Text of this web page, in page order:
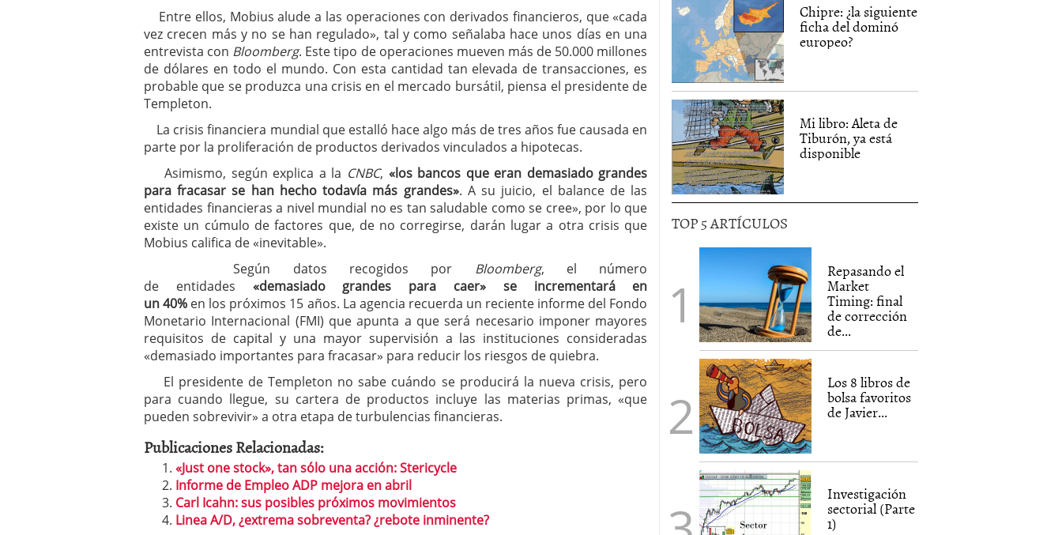
Entre ellos, Mobius alude a las operaciones con derivados financieros, que «cada
vez crecen más y no se han regulado», tal y como señalaba hace unos días en una
entrevista con Bloomberg. Este tipo de operaciones mueven más de 50.000 millones
de dólares en todo el mundo. Con esta cantidad tan elevada de transacciones, es
probable que se produzca una crisis en el mercado bursátil, piensa el presidente de
Templeton.
La crisis financiera mundial que estalló hace algo más de tres años fue causada en
parte por la proliferación de productos derivados vinculados a hipotecas.
Asimismo, según explica a la CNBC, «los bancos que eran demasiado grandes
para fracasar se han hecho todavía más grandes». A su juicio, el balance de las
entidades financieras a nivel mundial no es tan saludable como se cree», por lo que
existe un cúmulo de factores que, de no corregirse, darán lugar a otra crisis que
Mobius califica de «inevitable».
Según datos recogidos por Bloomberg, el número
de entidades «demasiado grandes para caer» se incrementará en
un 40% en los próximos 15 años. La agencia recuerda un reciente informe del Fondo
Monetario Internacional (FMI) que apunta a que será necesario imponer mayores
requisitos de capital y una mayor supervisión a las instituciones consideradas
«demasiado importantes para fracasar» para reducir los riesgos de quiebra.
El presidente de Templeton no sabe cuándo se producirá la nueva crisis, pero
para cuando llegue, su cartera de productos incluye las materias primas, «que
pueden sobrevivir» a otra etapa de turbulencias financieras.
Publicaciones Relacionadas:
«Just one stock», tan sólo una acción: Stericycle
Informe de Empleo ADP mejora en abril
Carl Icahn: sus posibles próximos movimientos
Linea A/D, ¿extrema sobreventa? ¿rebote inminente?
Chipre: ¿la siguiente
ficha del dominó
europeo?
Mi libro: Aleta de
Tiburón, ya está
disponible
TOP 5 ARTÍCULOS
Repasando el
Market
Timing: final
de corrección
de...
Los 8 libros de
bolsa favoritos
de Javier...
Investigación
sectorial (Parte
1)